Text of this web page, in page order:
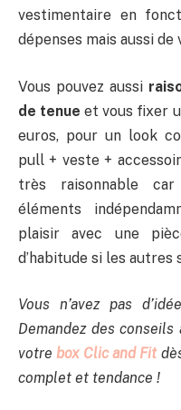
vestimentaire en
dépenses mais aussi de
Vous pouvez aussi
de tenue et vous fixer
euros, pour un look
pull + veste +
très raisonnable
éléments
plaisir avec une
d’habitude si les autres
Vous n’avez pas
Demandez des
votrebox Clic and Fit
complet et tendance !